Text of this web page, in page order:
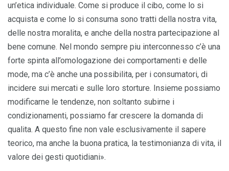
un’etica individuale. Come si produce il cibo, come lo si
acquista e come lo si consuma sono tratti della nostra vita,
delle nostra moralita, e anche della nostra partecipazione al
bene comune. Nel mondo sempre piu interconnesso c’è una
forte spinta all’omologazione dei comportamenti e delle
mode, ma c’è anche una possibilita, per i consumatori, di
incidere sui mercati e sulle loro storture. Insieme possiamo
modificarne le tendenze, non soltanto subirne i
condizionamenti, possiamo far crescere la domanda di
qualita. A questo fine non vale esclusivamente il sapere
teorico, ma anche la buona pratica, la testimonianza di vita, il
valore dei gesti quotidiani».